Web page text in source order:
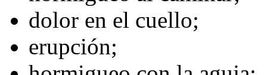
dolor en el cuello;
erupción;